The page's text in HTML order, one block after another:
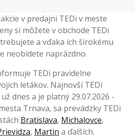
v predajni TEDi v meste
si môžete v obchode TEDi
a vďaka ich širokému
neobídete naprázdno.
TEDi pravidelne
letákov. Najnovší TEDi
dnes a je platný 29.07.2026 -
Trnava, sa prevádzky TEDi
Bratislava, Michalovce,
, Martin a ďalších.